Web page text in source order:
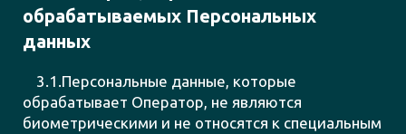
обрабатываемых Персональных
данных
3.1.Персональные данные, которые
обрабатывает Оператор, не являются
биометрическими и не относятся к специальным